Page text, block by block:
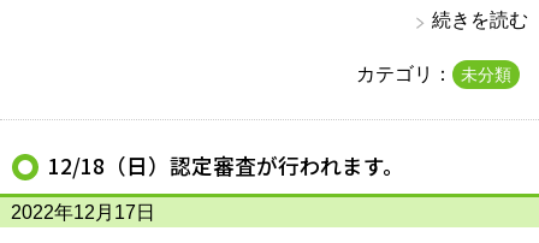
続きを読む
カテゴリ： 未分類
12/18（日）認定審査が行われます。
2022年12月17日